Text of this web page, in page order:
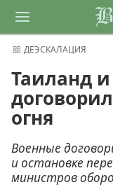
ДЕЭСКАЛАЦИЯ
Таиланд
огня
Военные
и остановке
министров